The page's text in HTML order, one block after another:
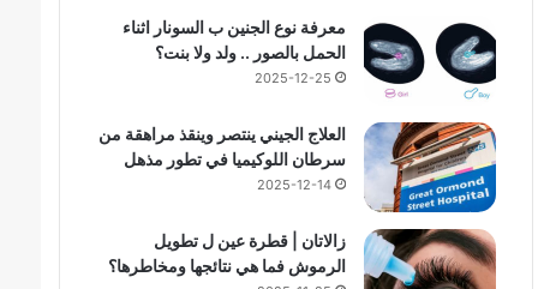
معرفة نوع الجنين ب السونار اثناء
الحمل بالصور .. ولد ولا بنت؟
2025-12-25
العلاج الجيني ينتصر وينقذ مراهقة من
سرطان اللوكيميا في تطور مذهل
2025-12-14
زالاتان | قطرة عين ل تطويل
الرموش فما هي نتائجها ومخاطرها؟